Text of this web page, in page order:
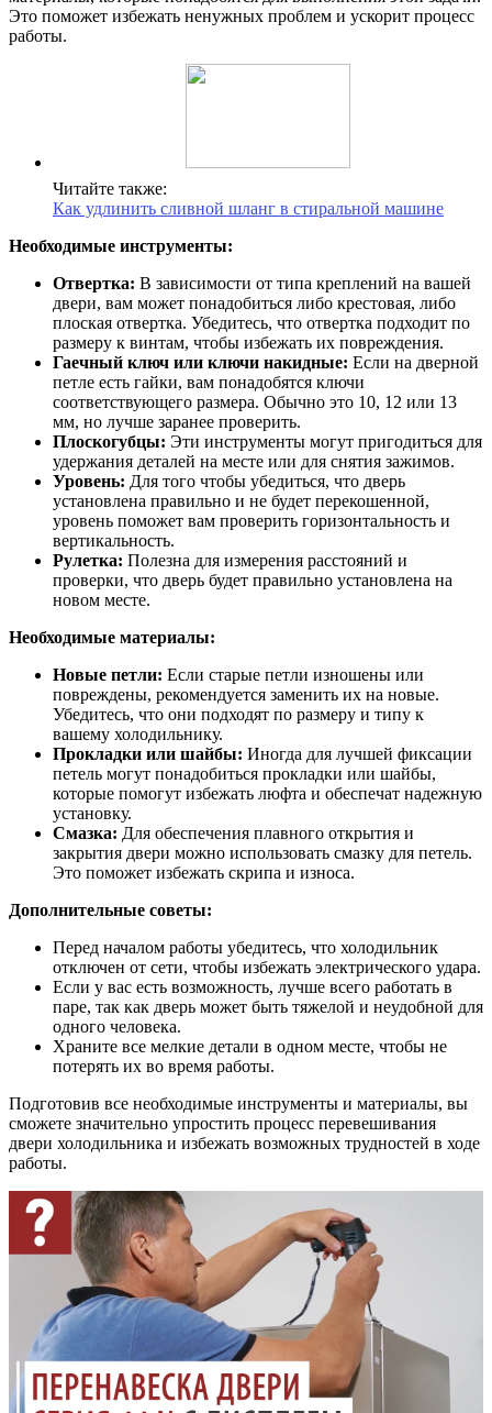
Это поможет избежать ненужных проблем и ускорит процесс
работы.
Читайте также:
Как удлинить сливной шланг в стиральной машине
Необходимые инструменты:
Отвертка: В зависимости от типа креплений на вашей
двери, вам может понадобиться либо крестовая, либо
плоская отвертка. Убедитесь, что отвертка подходит по
размеру к винтам, чтобы избежать их повреждения.
Гаечный ключ или ключи накидные: Если на дверной
петле есть гайки, вам понадобятся ключи
соответствующего размера. Обычно это 10, 12 или 13
мм, но лучше заранее проверить.
Плоскогубцы: Эти инструменты могут пригодиться для
удержания деталей на месте или для снятия зажимов.
Уровень: Для того чтобы убедиться, что дверь
установлена правильно и не будет перекошенной,
уровень поможет вам проверить горизонтальность и
вертикальность.
Рулетка: Полезна для измерения расстояний и
проверки, что дверь будет правильно установлена на
новом месте.
Необходимые материалы:
Новые петли: Если старые петли изношены или
повреждены, рекомендуется заменить их на новые.
Убедитесь, что они подходят по размеру и типу к
вашему холодильнику.
Прокладки или шайбы: Иногда для лучшей фиксации
петель могут понадобиться прокладки или шайбы,
которые помогут избежать люфта и обеспечат надежную
установку.
Смазка: Для обеспечения плавного открытия и
закрытия двери можно использовать смазку для петель.
Это поможет избежать скрипа и износа.
Дополнительные советы:
Перед началом работы убедитесь, что холодильник
отключен от сети, чтобы избежать электрического удара.
Если у вас есть возможность, лучше всего работать в
паре, так как дверь может быть тяжелой и неудобной для
одного человека.
Храните все мелкие детали в одном месте, чтобы не
потерять их во время работы.
Подготовив все необходимые инструменты и материалы, вы
сможете значительно упростить процесс перевешивания
двери холодильника и избежать возможных трудностей в ходе
работы.